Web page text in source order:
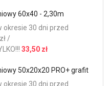
60x40 - 2,30m
okresie 30 dni przed
/
33,50 zł
50x20x20 PRO+ grafit
okresie 30 dni przed